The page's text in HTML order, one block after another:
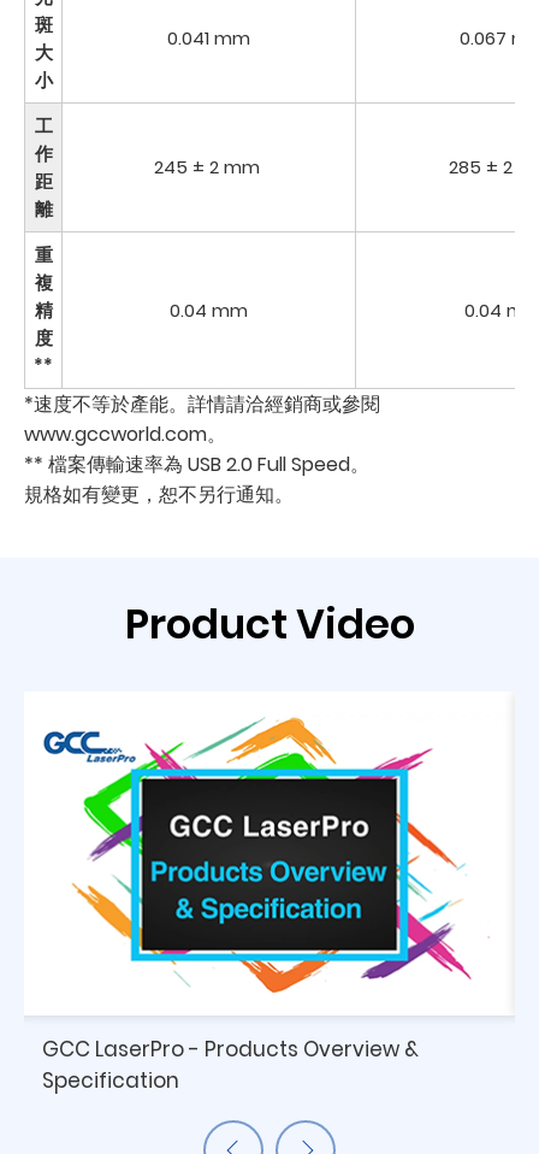
斑
大
小
0.041 mm 0.067
工
作
距
離
245 ± 2 mm 285 ± 2
重
複
精
度
**
0.04 mm 0.04
*速度不等於產能。詳情請洽經銷商或參閱
www.gccworld.com。
** 檔案傳輸速率為 USB 2.0 Full Speed。
規格如有變更，恕不另行通知。
Product Video
GCC LaserPro - Products Overview &
Specification